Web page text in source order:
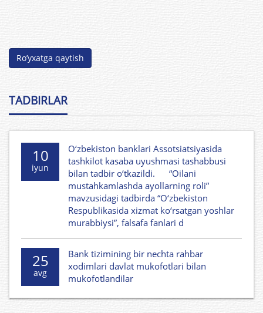
Ro’yxatga qaytish
TADBIRLAR
10
iyun
O‘zbekiston banklari Assotsiatsiyasida
tashkilot kasaba uyushmasi tashabbusi
bilan tadbir o‘tkazildi. “Oilani
mustahkamlashda ayollarning roli”
mavzusidagi tadbirda “O‘zbekiston
Respublikasida xizmat ko‘rsatgan yoshlar
murabbiysi”, falsafa fanlari d
25
avg
Bank tizimining bir nechta rahbar
xodimlari davlat mukofotlari bilan
mukofotlandilar